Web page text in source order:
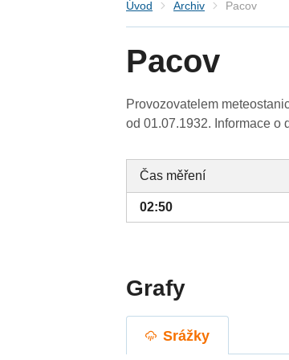
Úvod Archiv Pacov
Pacov
Provozovatelem
od 01.07.1932. Informace o
Čas měření
02:50
Grafy
Srážky